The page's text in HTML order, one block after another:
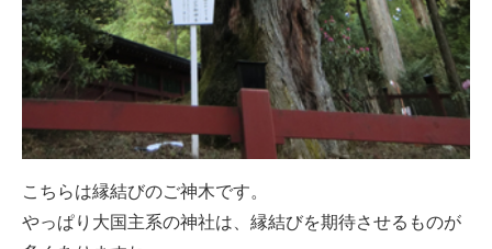
こちらは縁結びのご神木です。
やっぱり大国主系の神社は、縁結びを期待させるものが